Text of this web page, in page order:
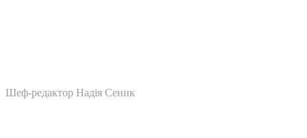
Шеф-редактор Надія Сеник